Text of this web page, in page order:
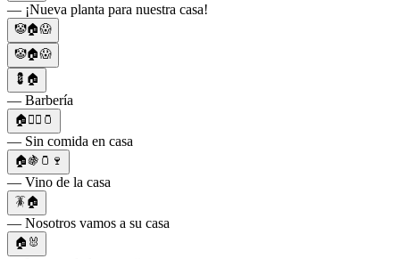
— ¡Nueva planta para nuestra casa!
🤡🏠😱
🤡🏠😱
💈🏠
— Barbería
🏠🙅‍♂️🫙
— Sin comida en casa
🏠🍇🫙🍷
— Vino de la casa
🪳🏠
— Nosotros vamos a su casa
🏠🐰